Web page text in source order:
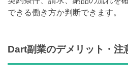
できる働き方か判断できます。
Dart副業のデメリット・注